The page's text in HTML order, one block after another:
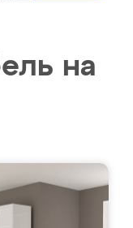
на